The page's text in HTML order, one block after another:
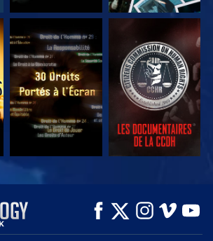
REGARDER REGARDER
REGARDER
DÉCOUVRIR LES
SÉRIES